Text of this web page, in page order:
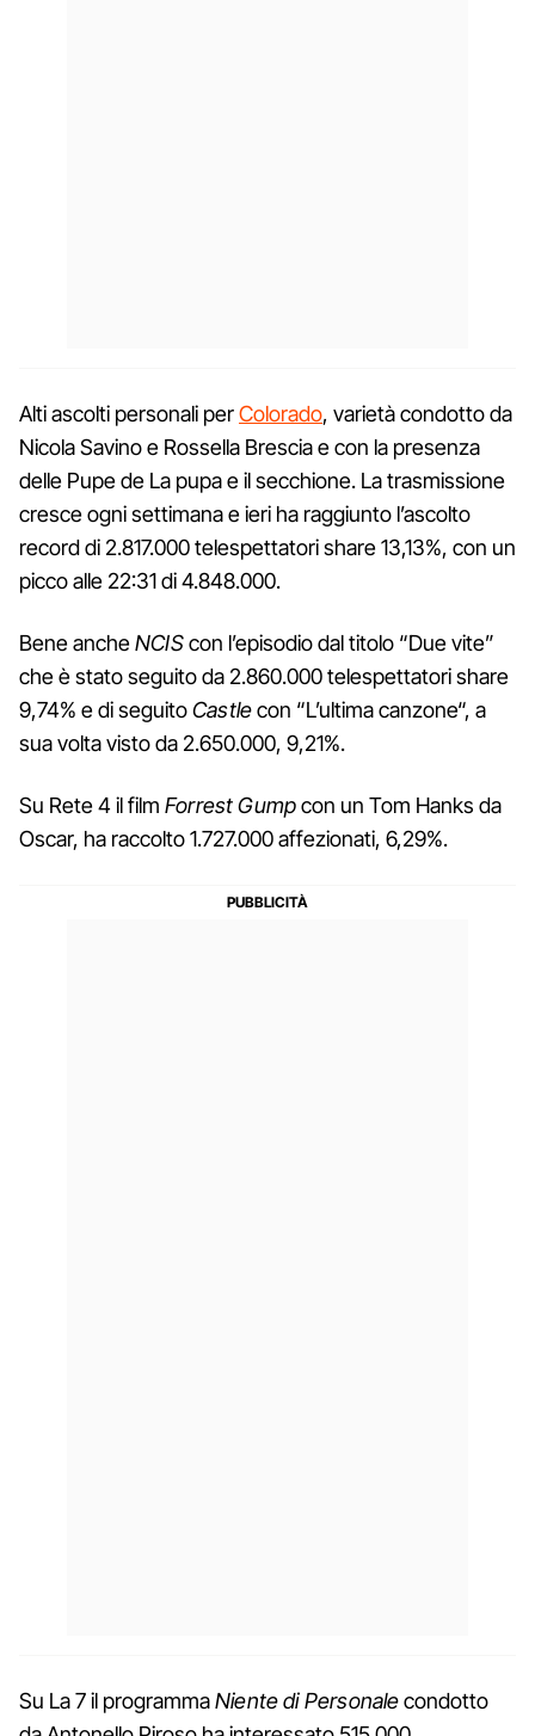
Alti ascolti personali perColorado, varietà condotto da
Nicola Savino e Rossella Brescia e con la presenza
delle Pupe de La pupa e il secchione. La trasmissione
cresce ogni settimana e ieri ha raggiunto l’ascolto
record di 2.817.000 telespettatori share 13,13%, con un
picco alle 22:31 di 4.848.000.
Bene ancheNCIScon l’episodio dal titolo “Due vite”
che è stato seguito da 2.860.000 telespettatori share
9,74% e di seguitoCastlecon “L’ultima canzone“, a
sua volta visto da 2.650.000, 9,21%.
Su Rete 4 il film Forrest Gumpcon un Tom Hanks da
Oscar, ha raccolto 1.727.000 affezionati, 6,29%.
Su La 7 il programmaNiente di Personalecondotto